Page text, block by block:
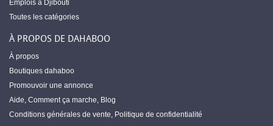
Emplois à Djibouti
Toutes les catégories
À PROPOS DE DAHABOO
À propos
Boutiques dahaboo
Promouvoir une annonce
Aide, Comment ça marche, Blog
Conditions générales de vente, Politique de confidentialité